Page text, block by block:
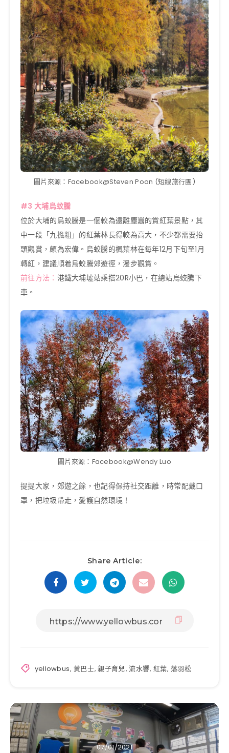
圖片來源：Facebook@Steven Poon (短線旅行團)
#3 大埔烏蚊騰
位於大埔的烏蛟騰是一個較為遠離塵囂的賞紅葉景點，其
中一段「九擔粗」的紅葉林長得較為高大，不少都需要抬
頭觀賞，頗為宏偉。烏蛟騰的楓葉林在每年12月下旬至1月
轉紅，建議順着烏蛟騰郊遊徑，漫步觀賞。
前往方法： 港鐵大埔墟站乘搭20R小巴，在總站烏蛟騰下
車。
圖片來源：Facebook@Wendy Luo
提提大家，郊遊之餘，也記得保持社交距離，時常配戴口
罩，把垃圾帶走，愛護自然環境！
Share Article:
yellowbus, 黃巴士,親子育兒,流水響, 紅葉, 落羽松
07/01/2021